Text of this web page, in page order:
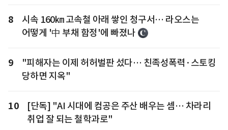
8
시속 160㎞ 고속철 아래 쌓인 청구서… 라오스는
어떻게 '中 부채 함정'에 빠졌나
9
"피해자는 이제 허허벌판 섰다… 친족성폭력·스토킹
당하면 지옥"
10
[단독] "AI 시대에 컴공은 주산 배우는 셈… 차라리
취업 잘 되는 철학과로"